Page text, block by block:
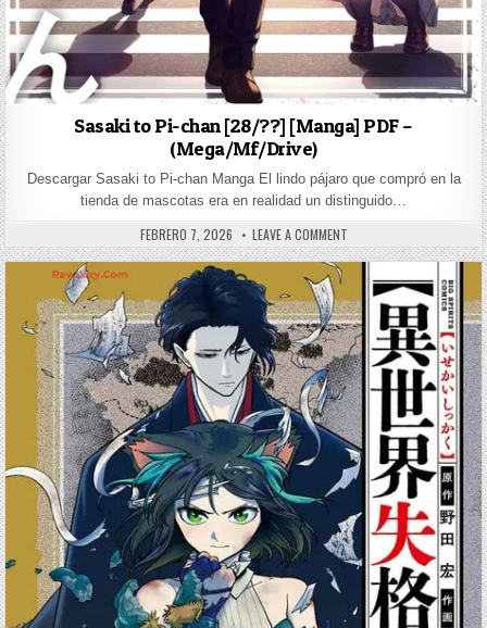
Sasaki to Pi-chan [28/??] [Manga] PDF –
(Mega/Mf/Drive)
Descargar Sasaki to Pi-chan Manga El lindo pájaro que compró en la
tienda de mascotas era en realidad un distinguido…
PUBLISHED DATE:
FEBRERO 7, 2026 LEAVE A COMMENTON SASAKI TO PI-CHAN